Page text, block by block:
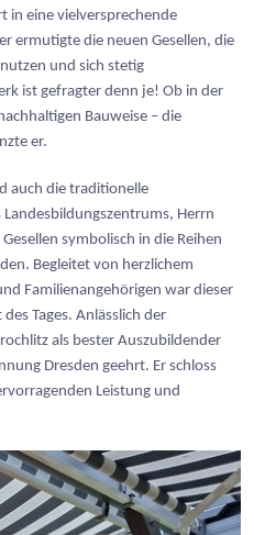
in eine vielversprechende
ermutigte die neuen Gesellen, die
und sich stetig
ist gefragter denn je! Ob in der
Bauweise – die
er.
auch die traditionelle
Landesbildungszentrums, Herrn
symbolisch in die Reihen
Begleitet von herzlichem
Familienangehörigen war dieser
Tages. Anlässlich der
litz als bester Auszubildender
Dresden geehrt. Er schloss
Leistung und